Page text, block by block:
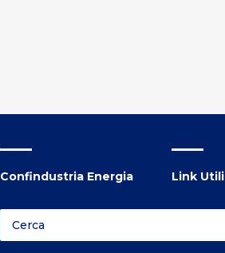
Confindustria Energia Link Utili